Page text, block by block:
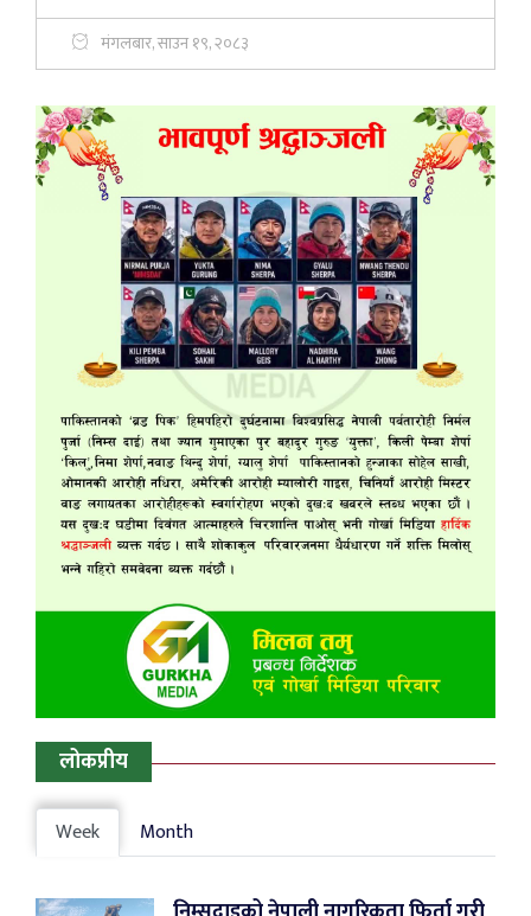
मंगलबार, साउन १९, २०८३
लोकप्रीय
Week Month